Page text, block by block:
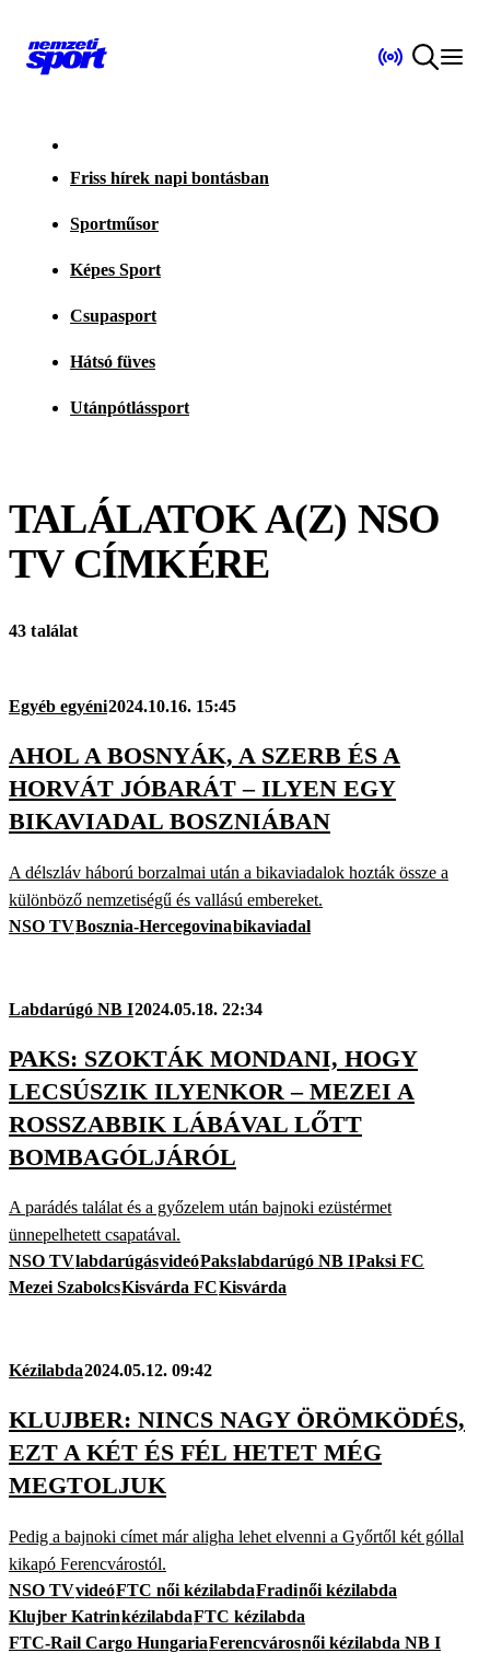
Friss hírek napi bontásban
Sportműsor
Képes Sport
Csupasport
Hátsó füves
Utánpótlássport
TALÁLATOK A(Z) NSO
TVCÍMKÉRE
43 találat
Egyéb egyéni2024.10.16. 15:45
AHOL A BOSNYÁK, A SZERB ÉS A
HORVÁT JÓBARÁT – ILYEN EGY
BIKAVIADAL BOSZNIÁBAN
A délszláv háború borzalmai után a bikaviadalok hozták össze a
különböző nemzetiségű és vallású embereket.
NSO TVBosznia-Hercegovinabikaviadal
Labdarúgó NB I2024.05.18. 22:34
PAKS: SZOKTÁK MONDANI, HOGY
LECSÚSZIK ILYENKOR – MEZEI A
ROSSZABBIK LÁBÁVAL LŐTT
BOMBAGÓLJÁRÓL
A parádés találat és a győzelem után bajnoki ezüstérmet
ünnepelhetett csapatával.
NSO TVlabdarúgásvideóPakslabdarúgó NB IPaksi FC
Mezei SzabolcsKisvárda FCKisvárda
Kézilabda2024.05.12. 09:42
KLUJBER: NINCS NAGY ÖRÖMKÖDÉS,
EZT A KÉT ÉS FÉL HETET MÉG
MEGTOLJUK
Pedig a bajnoki címet már aligha lehet elvenni a Győrtől két góllal
kikapó Ferencvárostól.
NSO TVvideóFTC női kézilabdaFradinői kézilabda
Klujber KatrinkézilabdaFTC kézilabda
FTC-Rail Cargo HungariaFerencvárosnői kézilabda NB I